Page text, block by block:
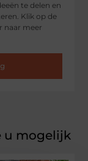
te delen en
Klik op de
naar meer
u mogelijk